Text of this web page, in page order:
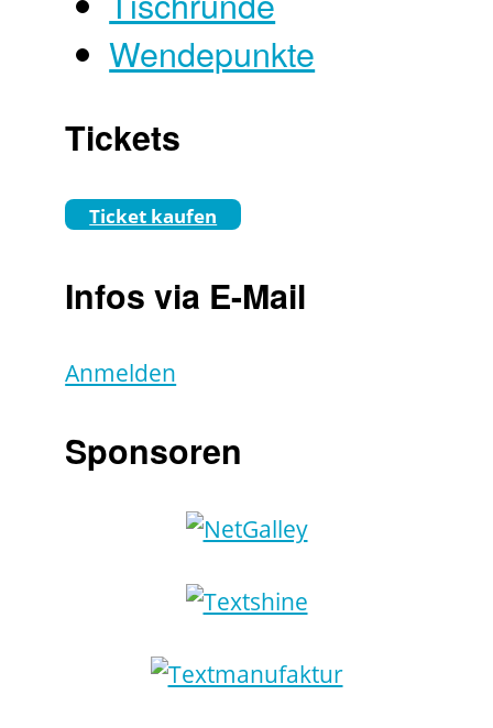
Wendepunkte
Tickets
Ticket kaufen
Infos via E-Mail
Anmelden
Sponsoren